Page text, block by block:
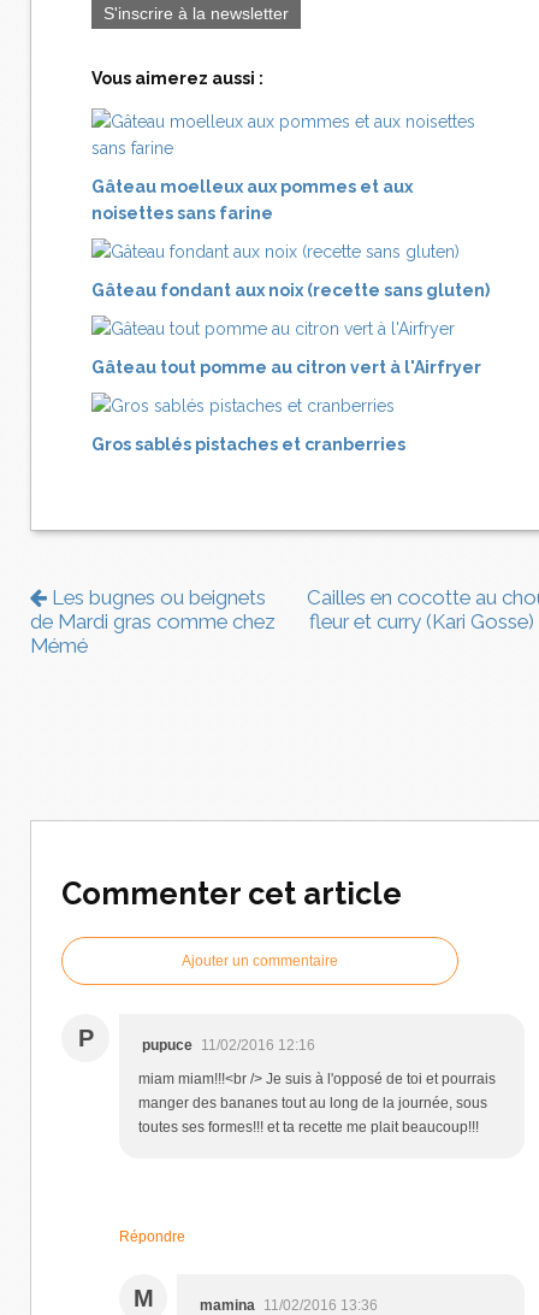
S'inscrire à la newsletter
Vous aimerez aussi :
Gâteau moelleux aux pommes et aux
noisettes sans farine
Gâteau fondant aux noix (recette sans gluten)
Gâteau tout pomme au citron vert à l'Airfryer
Gros sablés pistaches et cranberries
Les bugnes ou beignets
de Mardi gras comme chez
Mémé
Cailles en cocotte au
fleur et curry (Kari Gosse)
Commenter cet article
Ajouter un commentaire
P pupuce 11/02/2016 12:16
miam miam!!!<br /> Je suis à l'opposé de toi et pourrais
manger des bananes tout au long de la journée, sous
toutes ses formes!!! et ta recette me plait beaucoup!!!
Répondre
M mamina
11/02/2016 13:36